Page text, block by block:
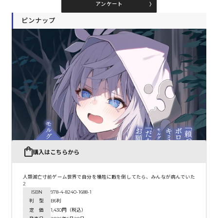
アンケート
ピンナップ
購入はこちらから
人類滅亡寸前ゲーム世界で自分を犠牲に敵を倒してたら、みんなが病んでいた
2
ISBN
978-4-8240-1688-1
判 型
B6判
定 価
1,430円（税込）